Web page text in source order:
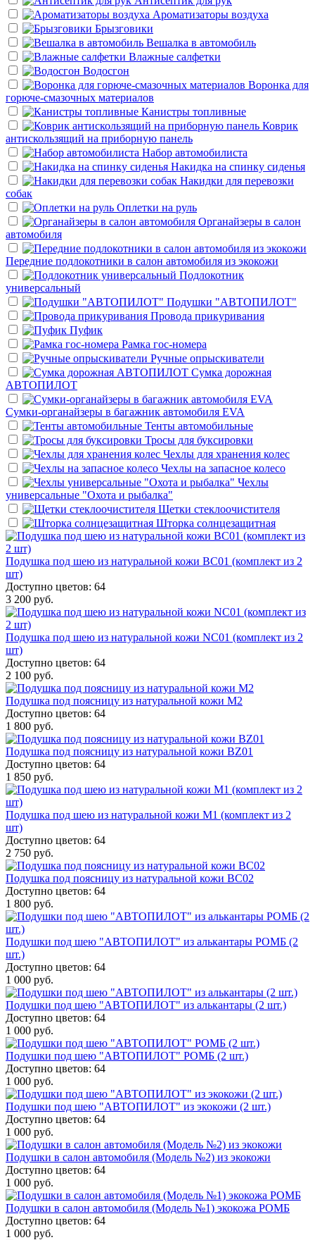
Ароматизаторы воздуха
Брызговики
Вешалка в автомобиль
Влажные салфетки
Водосгон
Воронка для
горюче-смазочных материалов
Канистры топливные
Коврик
антискользящий на приборную панель
Набор автомобилиста
Накидка на спинку сиденья
Накидки для перевозки
собак
Оплетки на руль
Органайзеры в салон
автомобиля
Передние подлокотники в салон автомобиля из экокожи
Подлокотник
универсальный
Подушки "АВТОПИЛОТ"
Провода прикуривания
Пуфик
Рамка гос-номера
Ручные опрыскиватели
Сумка дорожная
АВТОПИЛОТ
Сумки-органайзеры в багажник автомобиля EVA
Тенты автомобильные
Тросы для буксировки
Чехлы для хранения колес
Чехлы на запасное колесо
Чехлы
универсальные "Охота и рыбалка"
Щетки стеклоочистителя
Шторка солнцезащитная
Подушка под шею из натуральной кожи BC01 (комплект из 2
шт)
Доступно цветов: 64
3 200 руб.
Подушка под шею из натуральной кожи NC01 (комплект из 2
шт)
Доступно цветов: 64
2 100 руб.
Подушка под поясницу из натуральной кожи M2
Доступно цветов: 64
1 800 руб.
Подушка под поясницу из натуральной кожи BZ01
Доступно цветов: 64
1 850 руб.
Подушка под шею из натуральной кожи M1 (комплект из 2
шт)
Доступно цветов: 64
2 750 руб.
Подушка под поясницу из натуральной кожи BC02
Доступно цветов: 64
1 800 руб.
Подушки под шею "АВТОПИЛОТ" из алькантары РОМБ (2
шт.)
Доступно цветов: 64
1 000 руб.
Подушки под шею "АВТОПИЛОТ" из алькантары (2 шт.)
Доступно цветов: 64
1 000 руб.
Подушки под шею "АВТОПИЛОТ" РОМБ (2 шт.)
Доступно цветов: 64
1 000 руб.
Подушки под шею "АВТОПИЛОТ" из экокожи (2 шт.)
Доступно цветов: 64
1 000 руб.
Подушки в салон автомобиля (Модель №2) из экокожи
Доступно цветов: 64
1 000 руб.
Подушки в салон автомобиля (Модель №1) экокожа РОМБ
Доступно цветов: 64
1 000 руб.